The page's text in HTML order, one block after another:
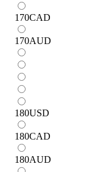
170CAD
170AUD
180USD
180CAD
180AUD